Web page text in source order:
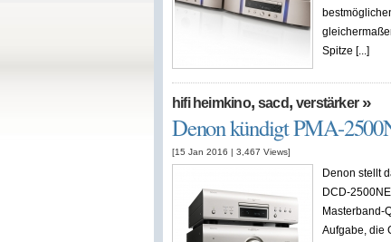
Spitze [...]
hifi heimkino, sacd, verstärker»
Denon kündigt PMA-
[15 Jan 2016 | 3,467 Views]
Denon stellt
DCD-
Masterband-
Aufgabe, die